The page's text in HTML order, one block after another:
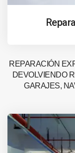
REPARACIÓN
DEVOLVIENDO
GARAJES,